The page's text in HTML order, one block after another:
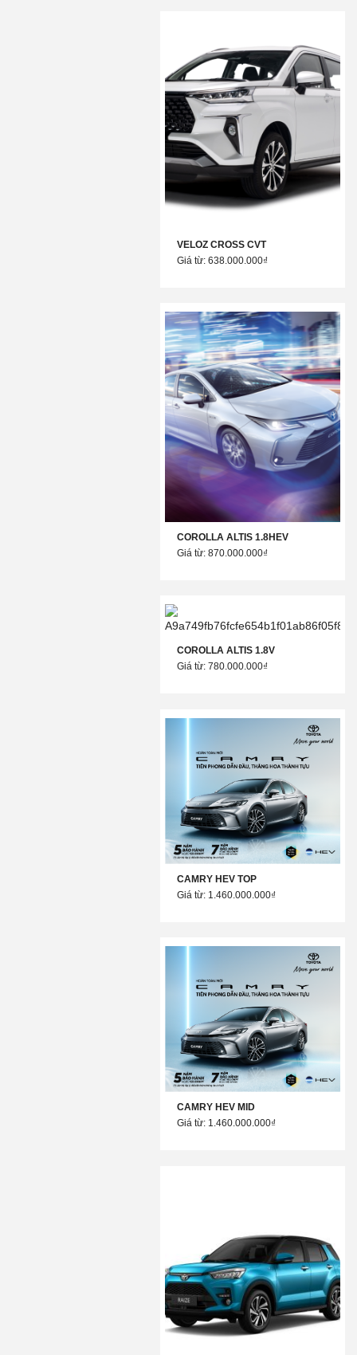
VELOZ CROSS CVT
Giá từ: 638.000.000₫
COROLLA ALTIS 1.8HEV
Giá từ: 870.000.000₫
COROLLA ALTIS 1.8V
Giá từ: 780.000.000₫
CAMRY HEV TOP
Giá từ: 1.460.000.000₫
CAMRY HEV MID
Giá từ: 1.460.000.000₫